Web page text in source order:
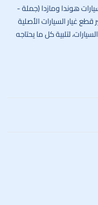
هوندا ومازدا (جملة -
ونتميز بتوفير قطع غيار السيارات الأصلية
لتلبية كل ما يحتاجه